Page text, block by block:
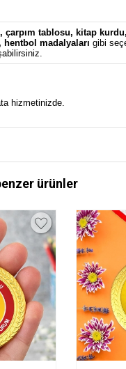
, çarpım tablosu, kitap kurdu,
hentbol madalyaları gibi
hizmetinizde.
ürünler